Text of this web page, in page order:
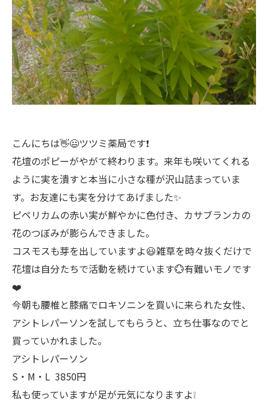
こんにちは👋😃ツツミ薬局です❗
花壇のポピーがやがて終わります。来年も咲いてくれる
ように実を潰すと本当に小さな種が沢山詰まっていま
す。お友達にも実を分けてあげました✨
ピペリカムの赤い実が鮮やかに色付き、カサブランカの
花のつぼみが膨らんできました。
コスモスも芽を出していますよ😃雑草を時々抜くだけで
花壇は自分たちで活動を続けています💮有難いモノです
❤️
今朝も腰椎と膝痛でロキソニンを買いに来られた女性、
アシトレパーソンを試してもらうと、立ち仕事なのでと
買っていかれました。
アシトレパーソン
S・M・L 3850円
私も使っていますが足が元気になりますよ❕